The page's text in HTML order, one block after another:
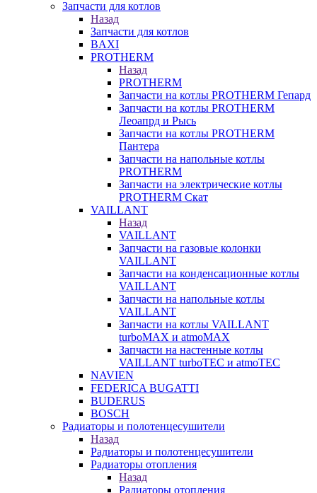
Запчасти для котлов
Назад
Запчасти для котлов
BAXI
PROTHERM
Назад
PROTHERM
Запчасти на котлы PROTHERM Гепард
Запчасти на котлы PROTHERM
Леоапрд и Рысь
Запчасти на котлы PROTHERM
Пантера
Запчасти на напольные котлы
PROTHERM
Запчасти на электрические котлы
PROTHERM Скат
VAILLANT
Назад
VAILLANT
Запчасти на газовые колонки
VAILLANT
Запчасти на конденсационные котлы
VAILLANT
Запчасти на напольные котлы
VAILLANT
Запчасти на котлы VAILLANT
turboMAX и atmoMAX
Запчасти на настенные котлы
VAILLANT turboTEC и atmoTEC
NAVIEN
FEDERICA BUGATTI
BUDERUS
BOSCH
Радиаторы и полотенцесушители
Назад
Радиаторы и полотенцесушители
Радиаторы отопления
Назад
Радиаторы отопления